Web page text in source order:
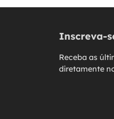
Inscreva-
Receba as
diretamente